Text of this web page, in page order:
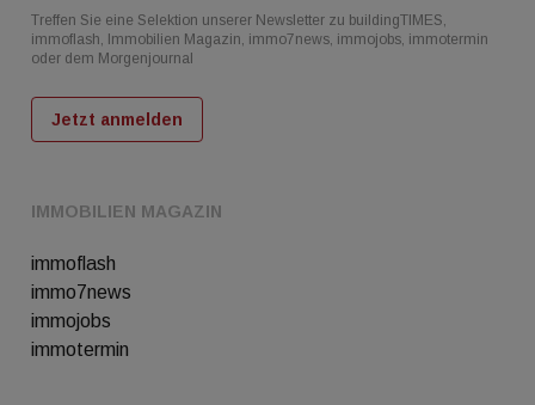
IMMOBILIEN MAGAZIN
immoflash
immo7news
immojobs
immotermin
Treffen Sie eine Selektion unserer Newsletter zu buildingTIMES,
immoflash, Immobilien Magazin, immo7news, immojobs, immotermin
oder dem Morgenjournal
Jetzt anmelden